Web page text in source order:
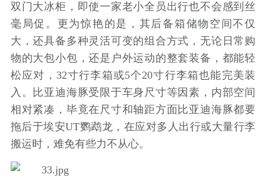
双门大冰柜，即使一家老小全员出行也不会感到丝
毫局促。更为惊艳的是，其后备箱储物空间不仅
大，还具备多种灵活可变的组合方式，无论日常购
物的大包小包，还是户外运动的整套装备，都能轻
松应对，32寸行李箱或5个20寸行李箱也能完美装
入。比亚迪海豚受限于车身尺寸等因素，内部空间
相对紧凑，毕竟在尺寸和轴距方面比亚迪海豚都要
拖后于埃安UT鹦鹉龙，在应对多人出行或大量行李
搬运时，难免有些力不从心。